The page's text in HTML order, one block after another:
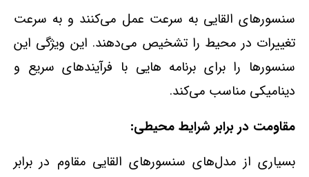
سنسورهای القایی به سرعت عمل می‌کنند و به سرعت
تغییرات در محیط را تشخیص می‌دهند. این ویژگی این
سنسورها را برای برنامه‌ هایی با فرآیندهای سریع و
دینامیکی مناسب می‌کند.
مقاومت در برابر شرایط محیطی:
بسیاری از مدل‌های سنسورهای القایی مقاوم در برابر